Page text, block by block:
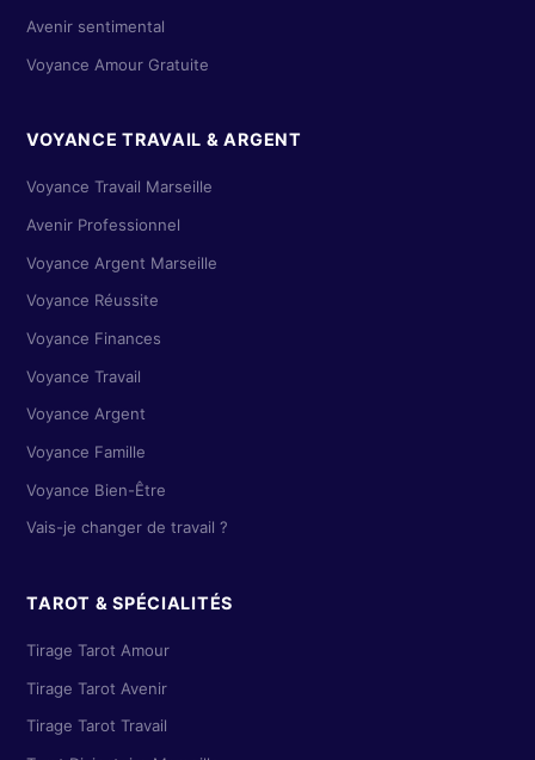
Avenir sentimental
Voyance Amour Gratuite
VOYANCE TRAVAIL & ARGENT
Voyance Travail Marseille
Avenir Professionnel
Voyance Argent Marseille
Voyance Réussite
Voyance Finances
Voyance Travail
Voyance Argent
Voyance Famille
Voyance Bien-Être
Vais-je changer de travail ?
TAROT & SPÉCIALITÉS
Tirage Tarot Amour
Tirage Tarot Avenir
Tirage Tarot Travail